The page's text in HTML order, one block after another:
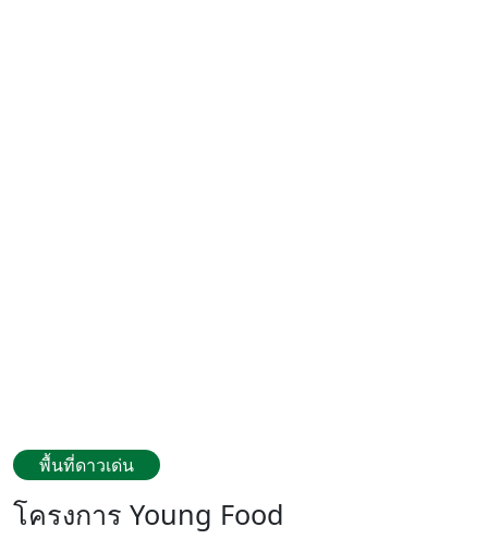
พื้นที่ดาวเด่น
โครงการ Young Food